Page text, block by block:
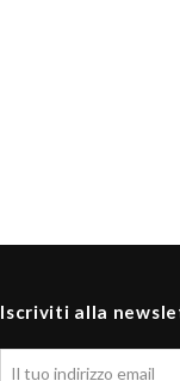
Iscriviti alla